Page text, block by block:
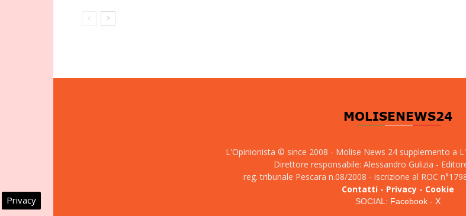
L'Opinionista © since 2008 - Molise News 24 supplemento a
Direttore responsabile: Alessandro Gulizia -
reg. tribunale Pescara n.08/2008 - iscrizione al ROC
Contatti- Privacy- Cookie
SOCIAL: Facebook- X
Privacy